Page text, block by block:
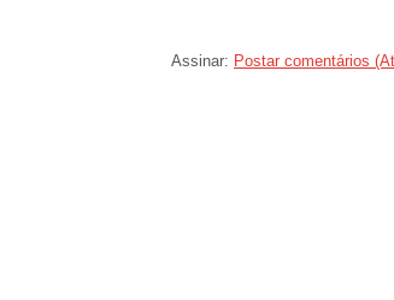
Assinar: Postar comentários